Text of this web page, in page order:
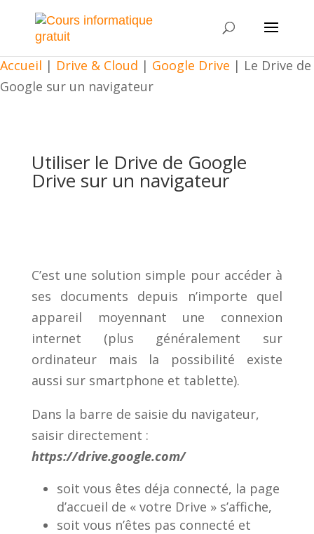
Accueil | Drive & Cloud | Google Drive | Le Drive de
Google sur un navigateur
Utiliser le Drive de Google
Drive sur un navigateur
C’est une solution simple pour accéder à
ses documents depuis n’importe quel
appareil moyennant une connexion
internet (plus généralement sur
ordinateur mais la possibilité existe
aussi sur smartphone et tablette).
Dans la barre de saisie du navigateur,
saisir directement :
https://drive.google.com/
soit vous êtes déja connecté, la page
d’accueil de « votre Drive » s’affiche,
soit vous n’êtes pas connecté et